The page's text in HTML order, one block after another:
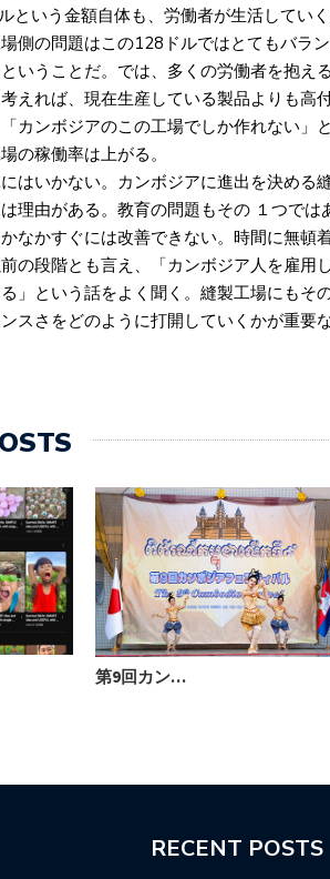
という金額自体も、労働者が生活してい
側の問題はこの128ドルではとてもバラ
いうことだ。では、多くの労働者を抱え
えれば、現在生産している製品よりも高
カンボジアのこの工場でしか作れない」
の稼働率は上がる。
はいかない。カンボジアに進出を決める
理由がある。教育の問題もその １つで
なかすぐには改善できない。時間に無頓
の段階とも言え、「カンボジア人を雇用
」という話をよく聞く。縫製工場にもそ
スさをどのように打開していくかが重要
第9回カン…
RECENT POSTS